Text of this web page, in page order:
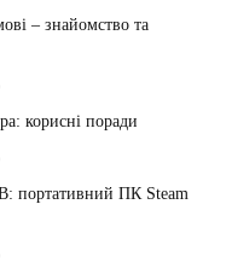
– знайомство та
корисні поради
портативний ПК Steam